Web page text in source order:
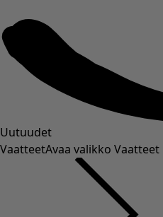
Uutuudet
VaatteetAvaa valikko Vaatteet